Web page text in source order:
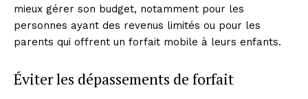
mieux gérer son budget, notamment pour les
personnes ayant des revenus limités ou pour les
parents qui offrent un forfait mobile à leurs enfants.
Éviter les dépassements de forfait